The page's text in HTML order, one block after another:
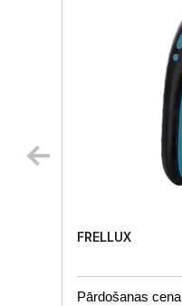
FRELLUX
Pārdošanas cena